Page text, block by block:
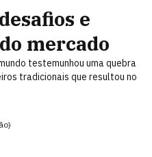
e
mercado
testemunhou uma quebra
tradicionais que resultou no